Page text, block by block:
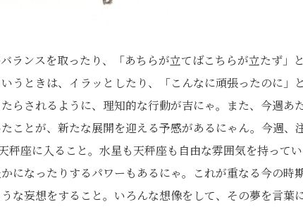
ンスを取ったり、「あちらが立てばこちらが立たず」
うときは、イラッとしたり、「こんなに頑張ったのに」
らされるように、理知的な行動が吉にゃ。また、今週あ
ことが、新たな展開を迎える予感があるにゃん。今週、
座に入ること。水星も天秤座も自由な雰囲気を持って
になったりするパワーもあるにゃ。これが重なる今の時
な妄想をすること。いろんな想像をして、その夢を言葉